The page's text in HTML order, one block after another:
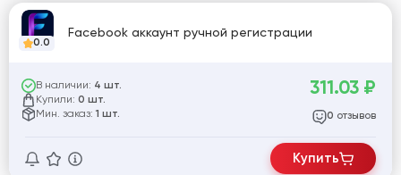
0.0
Facebook аккаунт ручной регистрации
В наличии: 4 шт.
Купили: 0 шт.
Мин. заказ: 1 шт.
311.03 ₽
0 отзывов
Купить